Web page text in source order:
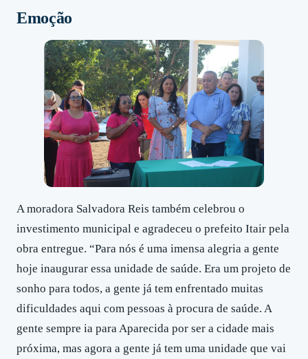
Emoção
A moradora Salvadora Reis também celebrou o
investimento municipal e agradeceu o prefeito Itair pela
obra entregue. “Para nós é uma imensa alegria a gente
hoje inaugurar essa unidade de saúde. Era um projeto de
sonho para todos, a gente já tem enfrentado muitas
dificuldades aqui com pessoas à procura de saúde. A
gente sempre ia para Aparecida por ser a cidade mais
próxima, mas agora a gente já tem uma unidade que vai